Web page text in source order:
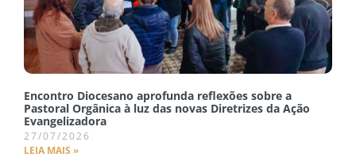
Encontro Diocesano aprofunda reflexões sobre a
Pastoral Orgânica à luz das novas Diretrizes da Ação
Evangelizadora
27/07/2026
LEIA MAIS »